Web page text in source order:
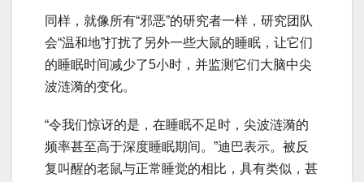
同样，就像所有“邪恶”的研究者一样，研究团队
会“温和地”打扰了另外一些大鼠的睡眠，让它们
的睡眠时间减少了5小时，并监测它们大脑中尖
波涟漪的变化。
“令我们惊讶的是，在睡眠不足时，尖波涟漪的
频率甚至高于深度睡眠期间。”迪巴表示。被反
复叫醒的老鼠与正常睡觉的相比，具有类似，甚